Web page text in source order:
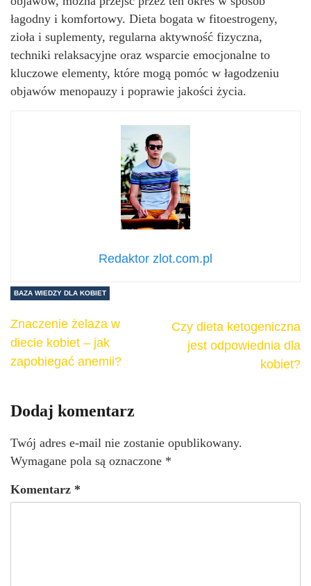
łagodny i komfortowy. Dieta bogata w fitoestrogeny,
zioła i suplementy, regularna aktywność fizyczna,
techniki relaksacyjne oraz wsparcie emocjonalne to
kluczowe elementy, które mogą pomóc w łagodzeniu
objawów menopauzy i poprawie jakości życia.
Redaktor zlot.com.pl
BAZA WIEDZY DLA KOBIET
Znaczenie żelaza w
diecie kobiet – jak
zapobiegać anemii?
Czy dieta ketogeniczna
jest odpowiednia dla
kobiet?
Dodaj komentarz
Twój adres e-mail nie zostanie opublikowany.
Wymagane pola są oznaczone *
Komentarz *